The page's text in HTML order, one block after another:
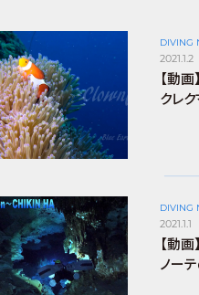
DIVING
2021.1.2
【動
クレ
DIVING
2021.1.1
【動
ノー